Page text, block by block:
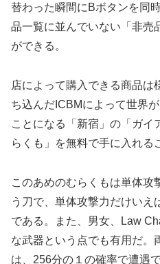
替わった瞬間にBボタンを同
品一覧に並んでいない「非売
ができる。
店によって購入できる商品は
ち込んだICBMによって世界
ことになる「新宿」の「ガイ
らくも」を無料で手に入れる
このあめのむらくもは単体攻
う刀で、単体攻撃力だけいえ
である。また、男女、Law
な武器という点でも有用だ。
は、256分の１の確率で遭遇